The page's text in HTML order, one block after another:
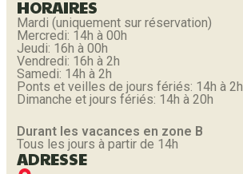
HORAIRES
Mardi (uniquement sur réservation)
Mercredi: 14h à 00h
Jeudi: 16h à 00h
Vendredi: 16h à 2h
Samedi: 14h à 2h
Ponts et veilles de jours fériés: 14h à 2h
Dimanche et jours fériés: 14h à 20h
Durant les vacances en zone B
Tous les jours à partir de 14h
ADRESSE